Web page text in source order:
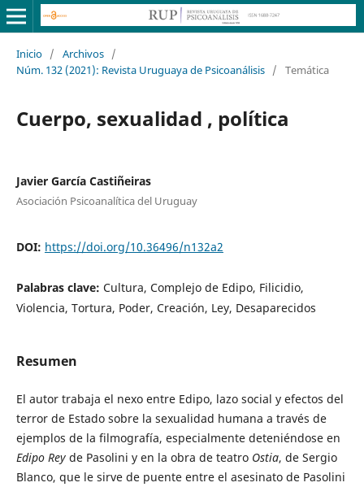
Inicio / Archivos /
Núm. 132 (2021): Revista Uruguaya de Psicoanálisis / Temática
Cuerpo, sexualidad , política
Javier García Castiñeiras
Asociación Psicoanalítica del Uruguay
DOI: https://doi.org/10.36496/n132a2
Palabras clave: Cultura, Complejo de Edipo, Filicidio,
Violencia, Tortura, Poder, Creación, Ley, Desaparecidos
Resumen
El autor trabaja el nexo entre Edipo, lazo social y efectos del
terror de Estado sobre la sexualidad humana a través de
ejemplos de la filmografía, especialmente deteniéndose en
Edipo Reyde Pasolini y en la obra de teatro Ostia, de Sergio
Blanco, que le sirve de puente entre el asesinato de Pasolini